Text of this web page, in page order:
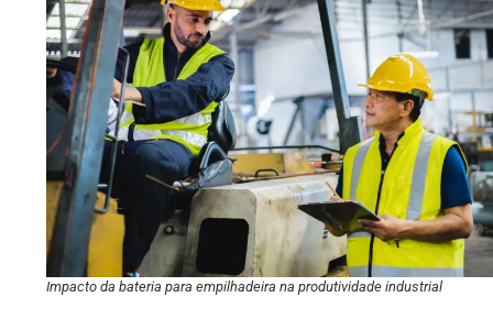
Impacto da bateria para empilhadeira na produtividade industrial